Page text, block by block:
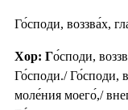
Го́споди, воззва́х,
Хор: Го́споди,
Го́споди./ Го́споди,
моле́ния моего́,/